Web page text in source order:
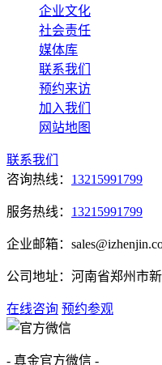
企业文化
社会责任
媒体库
联系我们
预约来访
加入我们
网站地图
联系我们
咨询热线： 13215991799
服务热线： 13215991799
企业邮箱：
公司地址：河南省郑州市
在线咨询 预约参观
- 真金官方微信 -